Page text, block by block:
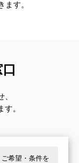
ます。
。
希望・条件を